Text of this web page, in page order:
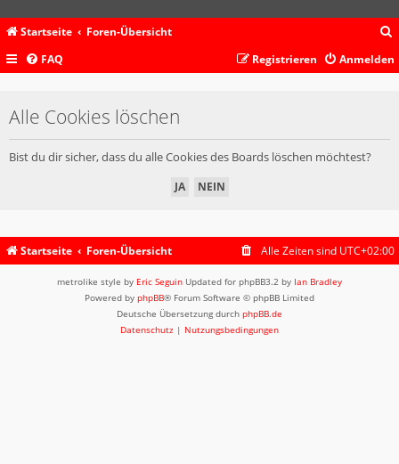
Startseite Foren-Übersicht
c
FAQ Anmelden
Registrieren
Alle Cookies löschen
Bist du dir sicher, dass du alle Cookies des Boards löschen möchtest?
Startseite Foren-Übersicht Alle Zeiten sind UTC+02:00
metrolike style by Eric Seguin Updated for phpBB3.2 by Ian Bradley
Powered by phpBB® Forum Software © phpBB Limited
Deutsche Übersetzung durch phpBB.de
Datenschutz | Nutzungsbedingungen